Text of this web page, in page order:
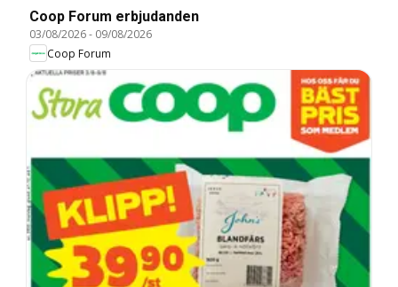
Coop Forum erbjudanden
03/08/2026- 09/08/2026
Coop Forum